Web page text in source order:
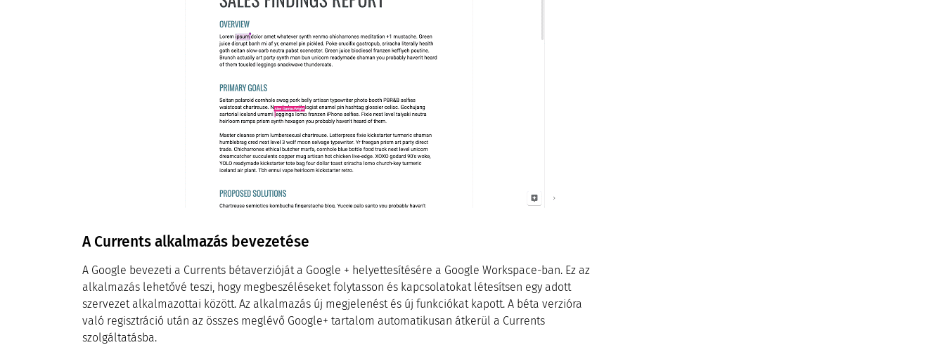
A Currents alkalmazás bevezetése
A Google bevezeti a Currents bétaverzióját a Google + helyettesítésére a Google Workspace-ban. Ez az
alkalmazás lehetővé teszi, hogy megbeszéléseket folytasson és kapcsolatokat létesítsen egy adott
szervezet alkalmazottai között. Az alkalmazás új megjelenést és új funkciókat kapott. A béta verzióra
való regisztráció után az összes meglévő Google+ tartalom automatikusan átkerül a Currents
szolgáltatásba.